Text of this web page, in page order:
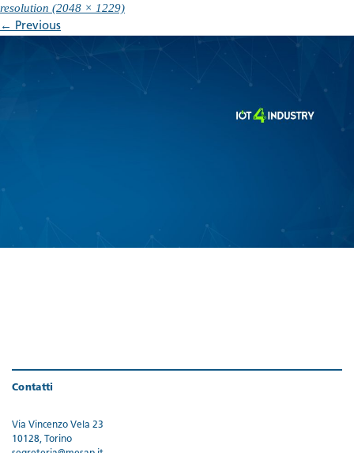
resolution (2048 × 1229)
← Previous
Contatti
Via Vincenzo Vela 23
10128, Torino